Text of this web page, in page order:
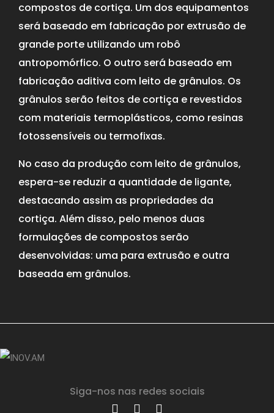
compostos de cortiça. Um dos equipamentos
será baseado em fabricação por extrusão de
grande porte utilizando um robô
antropomórfico. O outro será baseado em
fabricação aditiva com leito de grânulos. Os
grânulos serão feitos de cortiça e revestidos
com materiais termoplásticos, como resinas
fotossensíveis ou termofixas.
No caso da produção com leito de grânulos,
espera-se reduzir a quantidade de ligante,
destacando assim as propriedades da
cortiça. Além disso, pelo menos duas
formulações de compostos serão
desenvolvidas: uma para extrusão e outra
baseada em grânulos.
Siga-nos nas redes sociais